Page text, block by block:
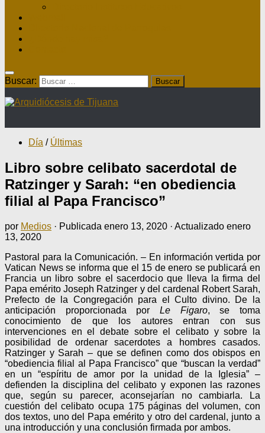
Buscar:
Día / Últimas
Libro sobre celibato sacerdotal de
Ratzinger y Sarah: “en obediencia
filial al Papa Francisco”
por Medios · Publicada enero 13, 2020 · Actualizado enero
13, 2020
Pastoral para la Comunicación. – En información vertida por
Vatican News se informa que el 15 de enero se publicará en
Francia un libro sobre el sacerdocio que lleva la firma del
Papa emérito Joseph Ratzinger y del cardenal Robert Sarah,
Prefecto de la Congregación para el Culto divino. De la
anticipación proporcionada por Le Figaro, se toma
conocimiento de que los autores entran con sus
intervenciones en el debate sobre el celibato y sobre la
posibilidad de ordenar sacerdotes a hombres casados.
Ratzinger y Sarah – que se definen como dos obispos en
“obediencia filial al Papa Francisco” que “buscan la verdad”
en un “espíritu de amor por la unidad de la Iglesia” –
defienden la disciplina del celibato y exponen las razones
que, según su parecer, aconsejarían no cambiarla. La
cuestión del celibato ocupa 175 páginas del volumen, con
dos textos, uno del Papa emérito y otro del cardenal, junto a
una introducción y una conclusión firmada por ambos.